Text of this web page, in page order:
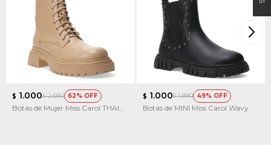
$ 1.000$ 2.690 62
Botas de Mujer Miss Carol THAI
$ 1.000$ 1.990 49
Botas de MINI Miss Carol Wavy